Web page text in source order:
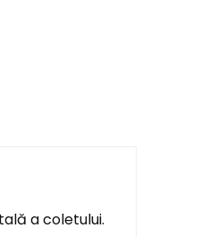
a coletului.